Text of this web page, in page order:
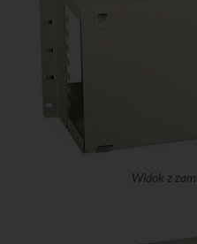
Widok z